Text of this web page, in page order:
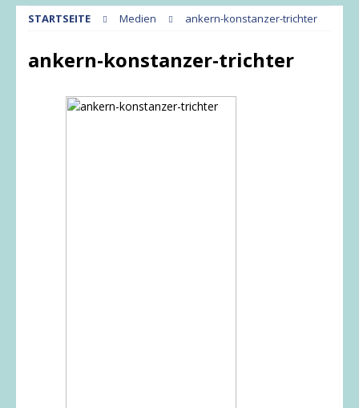
STARTSEITE Medien ankern-konstanzer-trichter
ankern-konstanzer-trichter